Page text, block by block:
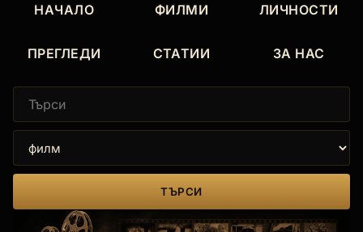
НАЧАЛО ФИЛМИ ЛИЧНОСТИ
ПРЕГЛЕДИ СТАТИИ ЗА НАС
ТЪРСИ